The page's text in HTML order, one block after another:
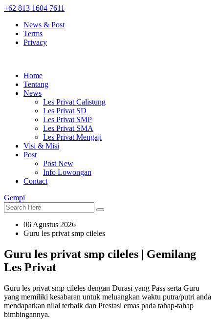
+62 813 1604 7611
News & Post
Terms
Privacy
Home
Tentang
News
Les Privat Calistung
Les Privat SD
Les Privat SMP
Les Privat SMA
Les Privat Mengaji
Visi & Misi
Post
Post New
Info Lowongan
Contact
Gempi
06 Agustus 2026
Guru les privat smp cileles
Guru les privat smp cileles | Gemilang
Les Privat
Guru les privat smp cileles dengan Durasi yang Pass serta Guru
yang memiliki kesabaran untuk meluangkan waktu putra/putri anda
mendapatkan nilai terbaik dan Prestasi emas pada tahap-tahap
bimbingannya.